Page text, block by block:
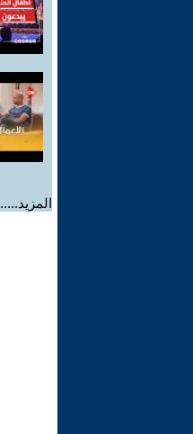
المزيد.....